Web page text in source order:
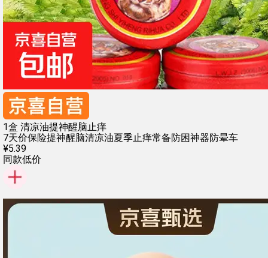
1盒 清凉油提神醒脑止痒
7天价保险提神醒脑清凉油夏季止痒常备防困神器防晕车
¥5.39
同款低价